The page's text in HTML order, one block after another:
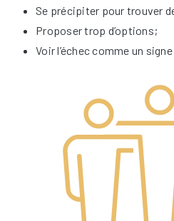
Se précipiter pour trouver
Proposer trop d’options;
Voir l’échec comme un